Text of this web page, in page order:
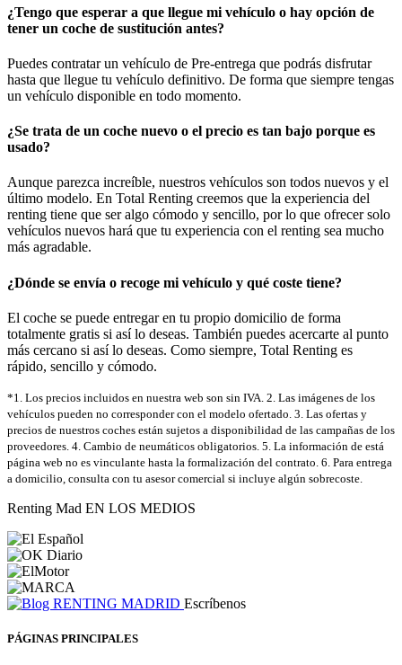
¿Tengo que esperar a que llegue mi vehículo o hay opción de
tener un coche de sustitución antes?
Puedes contratar un vehículo de Pre-entrega que podrás disfrutar
hasta que llegue tu vehículo definitivo. De forma que siempre tengas
un vehículo disponible en todo momento.
¿Se trata de un coche nuevo o el precio es tan bajo porque es
usado?
Aunque parezca increíble, nuestros vehículos son todos nuevos y el
último modelo. En Total Renting creemos que la experiencia del
renting tiene que ser algo cómodo y sencillo, por lo que ofrecer solo
vehículos nuevos hará que tu experiencia con el renting sea mucho
más agradable.
¿Dónde se envía o recoge mi vehículo y qué coste tiene?
El coche se puede entregar en tu propio domicilio de forma
totalmente gratis si así lo deseas. También puedes acercarte al punto
más cercano si así lo deseas. Como siempre, Total Renting es
rápido, sencillo y cómodo.
*1. Los precios incluidos en nuestra web son sin IVA. 2. Las imágenes de los
vehículos pueden no corresponder con el modelo ofertado. 3. Las ofertas y
precios de nuestros coches están sujetos a disponibilidad de las campañas de los
proveedores. 4. Cambio de neumáticos obligatorios. 5. La información de está
página web no es vinculante hasta la formalización del contrato. 6. Para entrega
a domicilio, consulta con tu asesor comercial si incluye algún sobrecoste.
Renting Mad EN LOS MEDIOS
Escríbenos
PÁGINAS PRINCIPALES